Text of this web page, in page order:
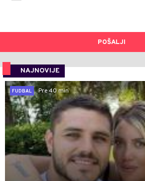
POŠALJI
NAJNOVIJE
FUDBAL
Pre 40 min